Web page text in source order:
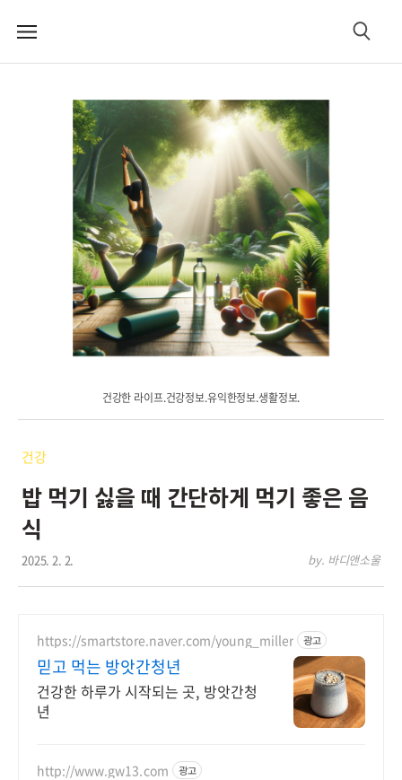
메
검
건강한 라이프.건강정보.유익한정보.생활정보.
건강
밥 먹기 싫을 때 간단하게 먹기 좋은 음
식
2025. 2. 2. by. 바디앤소울
https://smartstore.naver.com/young_miller 광고
믿고 먹는 방앗간청년
건강한 하루가 시작되는 곳, 방앗간청
년
http://www.gw13.com 광고